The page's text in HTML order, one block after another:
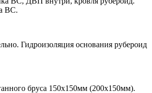
ВС.
Гидроизоляция основания рубероид
бруса 150х150мм (200х150мм).